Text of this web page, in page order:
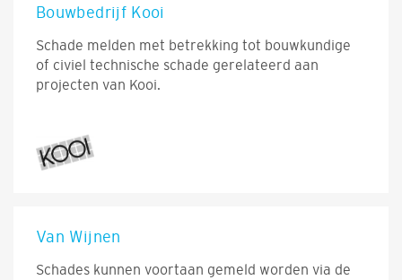
Bouwbedrijf Kooi
Schade melden met betrekking tot bouwkundige
of civiel technische schade gerelateerd aan
projecten van Kooi.
Van Wijnen
Schades kunnen voortaan gemeld worden via de